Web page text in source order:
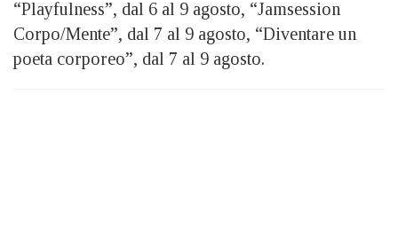
“Playfulness”, dal 6 al 9 agosto, “Jamsession
Corpo/Mente”, dal 7 al 9 agosto, “Diventare un
poeta corporeo”, dal 7 al 9 agosto.